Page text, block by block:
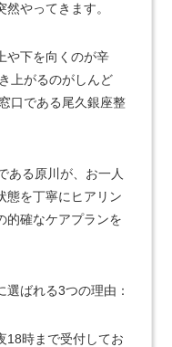
やってきます。
や下を向くのが辛
上がるのがしんど
口である尾久銀座整
ある原川が、お一人
態を丁寧にヒアリン
的確なケアプランを
ばれる3つの理由：
18時まで受付してお